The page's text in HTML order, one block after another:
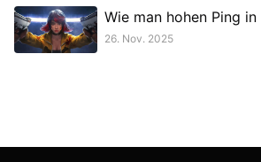
Wie man hohen Ping
26. Nov. 2025